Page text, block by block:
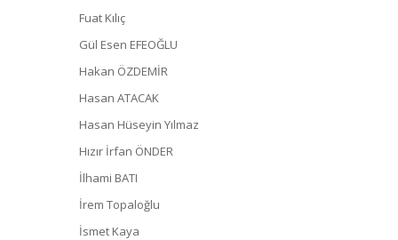
Fuat Kılıç
Gül Esen EFEOĞLU
Hakan ÖZDEMİR
Hasan ATACAK
Hasan Hüseyin Yılmaz
Hızır İrfan ÖNDER
İlhami BATI
İrem Topaloğlu
İsmet Kaya